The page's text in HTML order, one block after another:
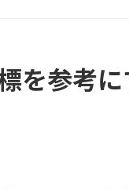
を参考に